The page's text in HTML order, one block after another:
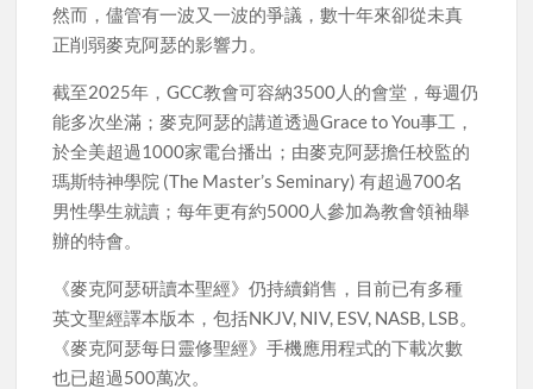
然而，儘管有一波又一波的爭議，數十年來卻從未真
正削弱麥克阿瑟的影響力。
截至2025年，GCC教會可容納3500人的會堂，每週仍
能多次坐滿；麥克阿瑟的講道透過Grace to You事工，
於全美超過1000家電台播出；由麥克阿瑟擔任校監的
瑪斯特神學院 (The Master’s Seminary) 有超過700名
男性學生就讀；每年更有約5000人參加為教會領袖舉
辦的特會。
《麥克阿瑟研讀本聖經》仍持續銷售，目前已有多種
英文聖經譯本版本，包括NKJV, NIV, ESV, NASB, LSB。
《麥克阿瑟每日靈修聖經》手機應用程式的下載次數
也已超過500萬次。